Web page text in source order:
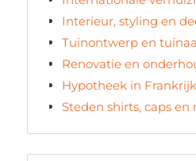
Interieur, styling en
Tuinontwerp en
Renovatie en
Hypotheek in Frankrijk
Steden shirts, caps en